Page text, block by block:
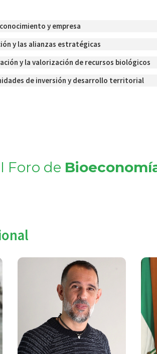
y empresa
y las alianzas estratégicas
y la valorización de recursos biológicos
de inversión y desarrollo territorial
Foro de